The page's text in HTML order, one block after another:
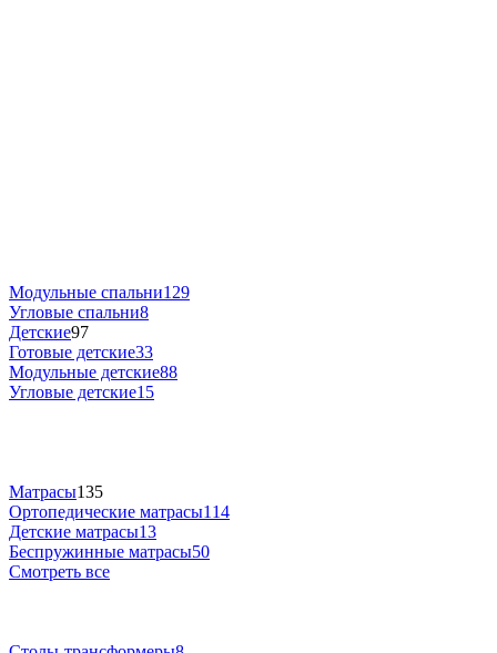
Модульные спальни129
Угловые спальни8
Детские97
Готовые детские33
Модульные детские88
Угловые детские15
Матрасы135
Ортопедические матрасы114
Детские матрасы13
Беспружинные матрасы50
Смотреть все